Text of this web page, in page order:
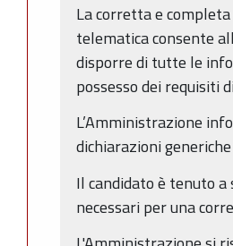
La corretta e
telematica consente
disporre di tutte le
possesso dei requisiti
L’Amministrazione
dichiarazioni
Il candidato è tenuto
necessari per una